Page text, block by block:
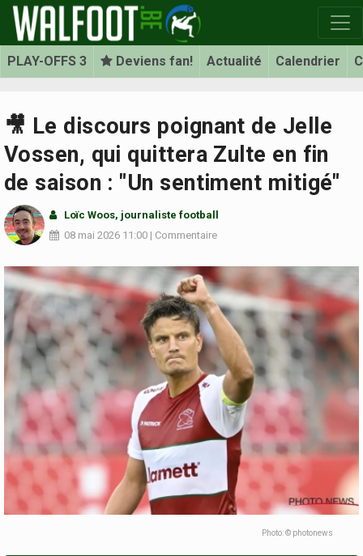
PLAY-OFFS 3 Deviens fan! Actualité Calendrier
🎥 Le discours poignant de Jelle
Vossen, qui quittera Zulte en fin
de saison : "Un sentiment mitigé"
Loïc Woos, journaliste football
08 mai 2026 11:00 | Commentaire
Photo: © photonews